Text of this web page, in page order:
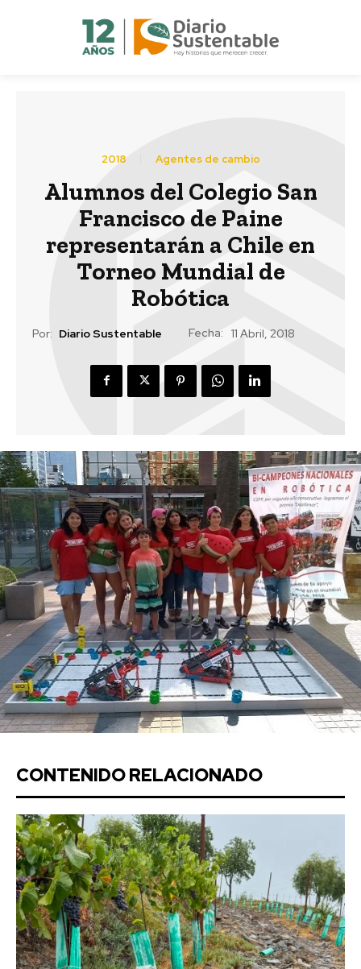
2018 Agentes de cambio
Alumnos del Colegio San
Francisco de Paine
representarán a Chile en
Torneo Mundial de
Robótica
Por: Diario Sustentable Fecha: 11 Abril, 2018
CONTENIDO RELACIONADO